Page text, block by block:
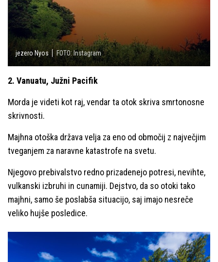
jezero Nyos FOTO: Instagram
2. Vanuatu, Južni Pacifik
Morda je videti kot raj, vendar ta otok skriva smrtonosne
skrivnosti.
Majhna otoška država velja za eno od območij z največjim
tveganjem za naravne katastrofe na svetu.
Njegovo prebivalstvo redno prizadenejo potresi, nevihte,
vulkanski izbruhi in cunamiji. Dejstvo, da so otoki tako
majhni, samo še poslabša situacijo, saj imajo nesreče
veliko hujše posledice.